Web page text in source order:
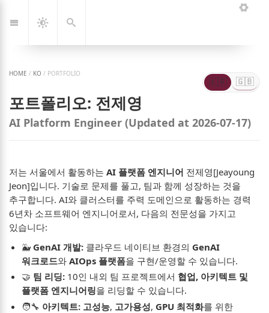
🇬🇧
to:
NavigationDark
Mode
Search
HOME / KO / PORTFOLIO
한
🇰🇷 🇬🇧
포트폴리오: 전제영
AI Platform Engineer (Updated at 2026-07-17)
저는 서울에서 활동하는 AI 플랫폼 엔지니어 전제영[Jeayoung
Jeon]입니다. 기술로 문제를 풀고, 팀과 함께 성장하는 것을
추구합니다. AI와 클러스터를 주력 도메인으로 활동하는 경력
6년차 소프트웨어 엔지니어로서, 다음의 전문성을 가지고
있습니다:
🐳 GenAI 개발: 클라우드 네이티브 환경의 GenAI
워크로드와 AIOps 플랫폼을 구현/운영할 수 있습니다.
🤝 팀 리딩: 10인 내외 팀 프로젝트에서 협업, 아키텍트 및
플랫폼 엔지니어링을 리딩할 수 있습니다.
🧑‍🔧 아키텍트: 고성능, 고가용성, GPU 최적화를 위한